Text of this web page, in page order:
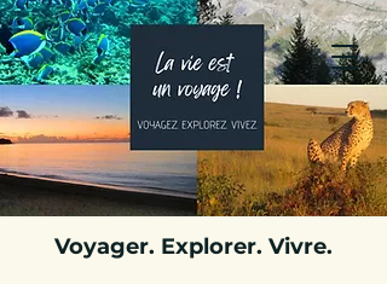
Julie Globetrotteuse
Carnets de Voyages &
Travel Planner
Voyager. Explorer. Vivre.